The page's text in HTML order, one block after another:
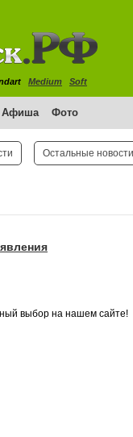
Medium Soft
Афиша Фото
Остальные новости
выбор на нашем сайте!